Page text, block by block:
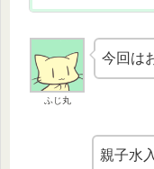
ふじ丸
今回は
親子水